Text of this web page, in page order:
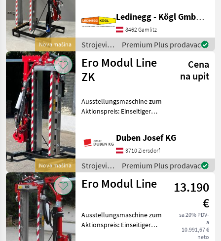
Binger
Pellenc
Clemens
Conpexim
Rinieri
Prikaži
sve (9)
MODEL
LAUBHEFTER
ERO 4000
Modul
Line
MARKETPLACE
Nova mašina
Jahrzehnten Beschreibung:
Der ERO Profil
Laubschneider Modulline
Überzeile
Ledinegg - Kögl GmbH - Obst- und Weinbautechnik
8462 Gamlitz
Strojevi
za
vinogradarstvo
/ Ero
Premium Plus prodavac
Nova mašina
Ero Modul Line
ZK
Cena
na upit
Ausstellungsmaschine zum
Aktionspreis: Einseitiger
Ausschwenkvorrichtung,
inkl. 5 + 1 + 5
Edelstahlmesser,
Schnittlänge 165 c
Duben Josef KG
3710 Ziersdorf
Strojevi
za
vinogradarstvo
Premium Plus prodavac
Ero Modul Line
13.190
€
sa 20% PDV-
a
10.991,67 €
neto
Ausstellungsmaschine zum
Aktionspreis: Einseitiger